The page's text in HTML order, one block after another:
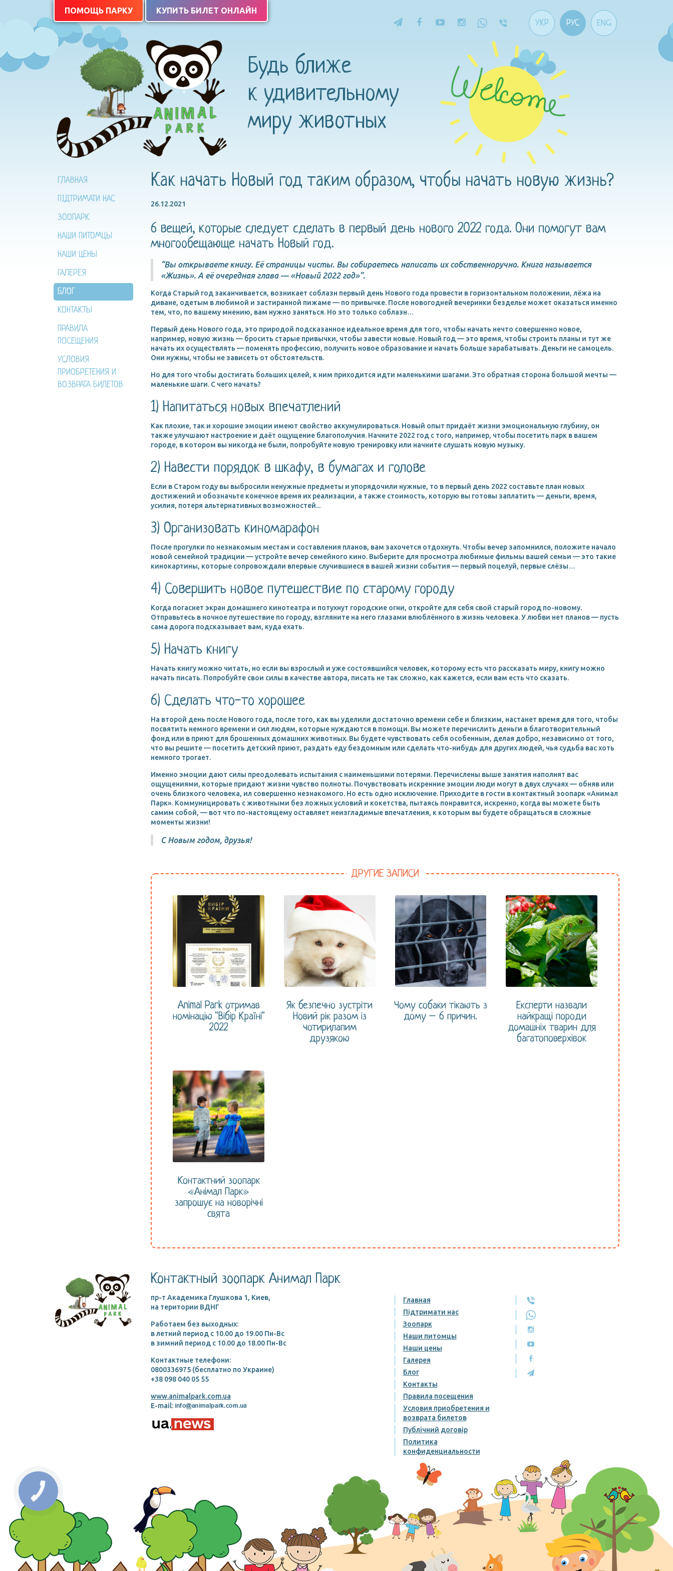
ПОМОЩЬ ПАРКУ КУПИТЬ БИЛЕТ ОНЛАЙН
ENG
РУС
УКР
Будь ближе
к удивительному
миру животных
ГЛАВНАЯ
ПІДТРИМАТИ НАС
ЗООПАРК
НАШИ ПИТОМЦЫ
НАШИ ЦЕНЫ
ГАЛЕРЕЯ
БЛОГ
КОНТАКТЫ
ПРАВИЛА
ПОСЕЩЕНИЯ
УСЛОВИЯ
ПРИОБРЕТЕНИЯ И
ВОЗВРАТА БИЛЕТОВ
Как начать Новый год таким образом, чтобы начать новую жизнь?
26.12.2021
6 вещей, которые следует сделать в первый день нового 2022 года. Они помогут вам
многообещающе начать Новый год.
“Вы открываете книгу. Её страницы чисты. Вы собираетесь написать их собственноручно. Книга называется
«Жизнь». А её очередная глава — «Новый 2022 год»”.
Когда Старый год заканчивается, возникает соблазн первый день Нового года провести в горизонтальном положении, лёжа на
диване, одетым в любимой и застиранной пижаме — по привычке. После новогодней вечеринки безделье может оказаться именно
тем, что, по вашему мнению, вам нужно заняться. Но это только соблазн…
Первый день Нового года, это природой подсказанное идеальное время для того, чтобы начать нечто совершенно новое,
например, новую жизнь — бросить старые привычки, чтобы завести новые. Новый год — это время, чтобы строить планы и тут же
начать их осуществлять — поменять профессию, получить новое образование и начать больше зарабатывать. Деньги не самоцель.
Они нужны, чтобы не зависеть от обстоятельств.
Но для того чтобы достигать больших целей, к ним приходится идти маленькими шагами. Это обратная сторона большой мечты —
маленькие шаги. С чего начать?
1) Напитаться новых впечатлений
Как плохие, так и хорошие эмоции имеют свойство аккумулироваться. Новый опыт придаёт жизни эмоциональную глубину, он
также улучшают настроение и даёт ощущение благополучия. Начните 2022 год с того, например, чтобы посетить парк в вашем
городе, в котором вы никогда не были, попробуйте новую тренировку или начните слушать новую музыку.
2) Навести порядок в шкафу, в бумагах и голове
Если в Старом году вы выбросили ненужные предметы и упорядочили нужные, то в первый день 2022 составьте план новых
достижений и обозначьте конечное время их реализации, а также стоимость, которую вы готовы заплатить — деньги, время,
усилия, потеря альтернативных возможностей...
3) Организовать киномарафон
После прогулки по незнакомым местам и составления планов, вам захочется отдохнуть. Чтобы вечер запомнился, положите начало
новой семейной традиции — устройте вечер семейного кино. Выберите для просмотра любимые фильмы вашей семьи — это такие
кинокартины, которые сопровождали впервые случившиеся в вашей жизни события — первый поцелуй, первые слёзы…
4) Совершить новое путешествие по старому городу
Когда погаснет экран домашнего кинотеатра и потухнут городские огни, откройте для себя свой старый город по-новому.
Отправьтесь в ночное путешествие по городу, взгляните на него глазами влюблённого в жизнь человека. У любви нет планов — пусть
сама дорога подсказывает вам, куда ехать.
5) Начать книгу
Начать книгу можно читать, но если вы взрослый и уже состоявшийся человек, которому есть что рассказать миру, книгу можно
начать писать. Попробуйте свои силы в качестве автора, писать не так сложно, как кажется, если вам есть что сказать.
6) Сделать что-то хорошее
На второй день после Нового года, после того, как вы уделили достаточно времени себе и близким, настанет время для того, чтобы
посвятить немного времени и сил людям, которые нуждаются в помощи. Вы можете перечислить деньги в благотворительный
фонд или в приют для брошенных домашних животных. Вы будете чувствовать себя особенным, делая добро, независимо от того,
что вы решите — посетить детский приют, раздать еду бездомным или сделать что-нибудь для других людей, чья судьба вас хоть
немного трогает.
Именно эмоции дают силы преодолевать испытания с наименьшими потерями. Перечислены выше занятия наполнят вас
ощущениями, которые придают жизни чувство полноты. Почувствовать искренние эмоции люди могут в двух случаях — обняв или
очень близкого человека, ил совершенно незнакомого. Но есть одно исключение. Приходите в гости в контактный зоопарк «Анимал
Парк». Коммуницировать с животными без ложных условий и кокетства, пытаясь понравится, искренно, когда вы можете быть
самим собой, — вот что по-настоящему оставляет неизгладимые впечатления, к которым вы будете обращаться в сложные
моменты жизни!
С Новым годом, друзья!
ДРУГИЕ ЗАПИСИ
Animal Park отримав
номінацію "Вібір Країні"
2022
Як безпечно зустріти
Новий рік разом із
чотирилапим
друзякою
Чому собаки тікають з
дому – 6 причин.
Експерти назвали
найкращі породи
домашніх тварин для
багатоповерхівок
Контактний зоопарк
«Анімал Парк»
запрошує на новорічні
свята
Контактный зоопарк Анимал Парк
пр-т Академика Глушкова 1, Киев,
на територии ВДНГ
Работаем без выходных:
в летний период c 10.00 до 19.00 Пн-Вс
в зимний период c 10.00 до 18.00 Пн-Вс
Контактные телефони:
0800336975 (бесплатно по Украине)
+38 098 040 05 55
www.animalpark.com.ua
E-mail:
Главная
Підтримати нас
Зоопарк
Наши питомцы
Наши цены
Галерея
Блог
Контакты
Правила посещения
Условия приобретения и
возврата билетов
Публічний договір
Политика
конфиденциальности